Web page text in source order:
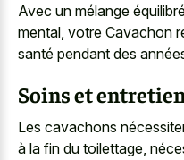
Avec un mélange
mental, votre Cavachon
santé pendant des
Soins et entretien
Les cavachons
à la fin du toilettage,